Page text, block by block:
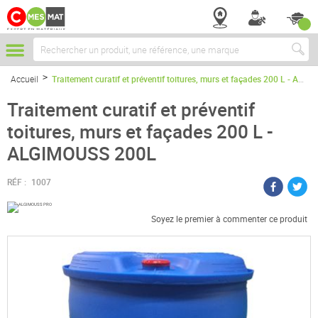
Chercher
Accueil Traitement curatif et préventif toitures, murs et façades 200 L - ALGIMOUSS 200L
Traitement curatif et préventif
toitures, murs et façades 200 L -
ALGIMOUSS 200L
RÉF : 1007
Soyez le premier à commenter ce produit
Passer